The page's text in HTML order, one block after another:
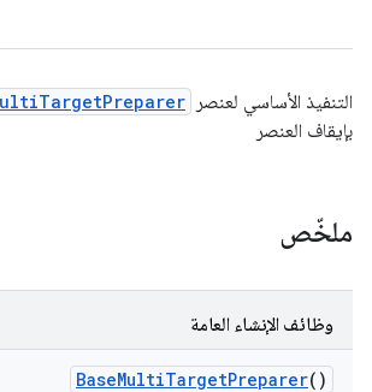
التنفيذ الأساسي لعنصر
بإيقاف العنصر
ملخّص
وظائف الإنشاء العامة
BaseMultiTargetPreparer()